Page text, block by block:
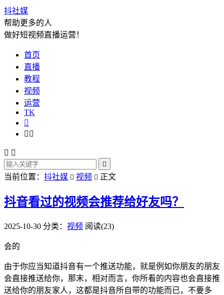
抖社媒
帮助更多的人
做好短视频直播运营！
首页
直播
教程
视频
运营
TK

 
 

当前位置： 抖社媒  视频  正文
抖音看过的视频会推荐给好友吗？
2025-10-30 分类： 视频 阅读(23)
会的
由于你应当知道抖音有一个推送功能，就是例如你朋友的朋友
会直接推送给你，那末，相对而言，你所看的内容也会直接推
送给你的朋友家人，这都是抖音所自带的功能而已，不要多